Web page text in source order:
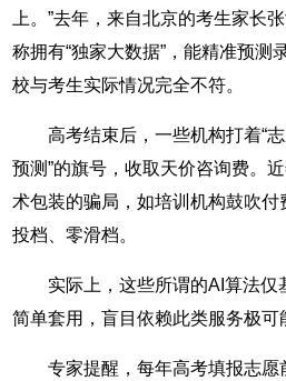
上。”去年，来自北京的考生家长
称拥有“独家大数据”，能精准预测
校与考生实际情况完全不符。
高考结束后，一些机构打着“
预测”的旗号，收取天价咨询费。
术包装的骗局，如培训机构鼓吹付
投档、零滑档。
实际上，这些所谓的AI算法
简单套用，盲目依赖此类服务极可
专家提醒，每年高考填报志